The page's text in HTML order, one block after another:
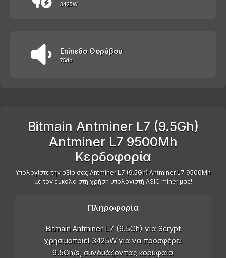
3425W
Επίπεδο Θορύβου
75db
Bitmain Antminer L7 (9.5Gh)
Antminer L7 9500Mh
Κερδοφορία
Υπολογίστε την αξία σας Antminer L7 (9.5Gh) Antminer L7 9500Mh
με τον εύκολο στη χρήση υπολογιστή ASIC miner μας!
Πληροφορία
Bitmain Antminer L7 (9.5Gh) για Scrypt
χρησιμοποιεί 3425W για να προσφέρει
9.5Gh/s, συνδυάζοντας κορυφαία